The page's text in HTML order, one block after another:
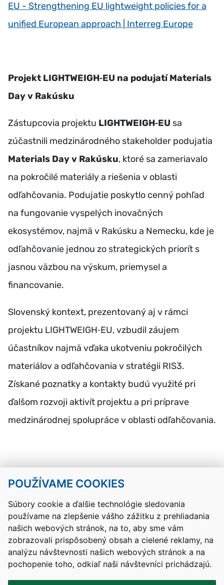
POUŽÍVAME COOKIES
Súbory cookie a ďalšie technológie sledovania
používame na zlepšenie vášho zážitku z prehliadania
našich webových stránok, na to, aby sme vám
zobrazovali prispôsobený obsah a cielené reklamy, na
analýzu návštevnosti našich webových stránok a na
pochopenie toho, odkiaľ naši návštevníci prichádzajú.
EU - Strengthening EU lightweight policies for a
unified European approach | Interreg Europe
Projekt LIGHTWEIGH‑EU na podujatí Materials
Day v Rakúsku
Zástupcovia projektu LIGHTWEIGH‑EU sa
zúčastnili medzinárodného stakeholder podujatia
Materials Day v Rakúsku, ktoré sa zameriavalo
na pokročilé materiály a riešenia v oblasti
odľahčovania. Podujatie poskytlo cenný pohľad
na fungovanie vyspelých inovačných
ekosystémov, najmä v Rakúsku a Nemecku, kde je
odľahčovanie jednou zo strategických priorít s
jasnou väzbou na výskum, priemysel a
financovanie.
Slovenský kontext, prezentovaný aj v rámci
projektu LIGHTWEIGH‑EU, vzbudil záujem
účastníkov najmä vďaka ukotveniu pokročilých
materiálov a odľahčovania v stratégii RIS3.
Získané poznatky a kontakty budú využité pri
ďalšom rozvoji aktivít projektu a pri príprave
medzinárodnej spolupráce v oblasti odľahčovania.
Kontakty Mapa stránky RSS
Vyhlásenie o prístupnosti
Nastavenia cookies
Prevádzkovateľom služby je Ministerstvo školstva, výskumu,
vývoja a mládeže Slovenskej republiky.